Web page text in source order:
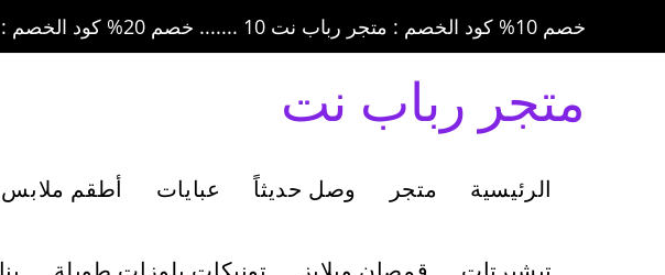
خصم 10% كود الخصم : متجر رباب نت 10 ....... خصم 20% كود الخصم : متجر رباب نت 20
متجر رباب نت
الرئيسية متجر وصل حديثاً عبايات أطقم ملابس